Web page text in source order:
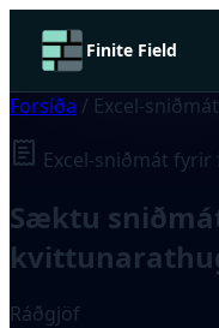
Finite Field
Forsíða / Excel-sniðmát
Excel-sniðmát fyrir
Sæktu
Ráðgjöf